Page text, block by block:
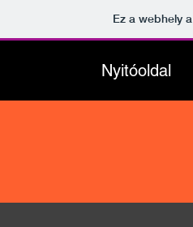
Ez a webhely a
Nyitóoldal